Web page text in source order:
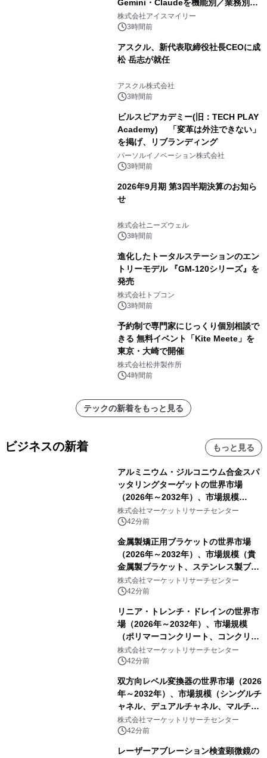
Gemini・Claudeを機能別／業務別に
比較―自社に合う生成AIの選び方がわ
かる実践ガイド
株式会社アイスマイリー
3時間前
アスクル、新代表取締役社長CEOに成
松 岳志が就任
アスクル株式会社
3時間前
ビルスピアカデミー(旧：TECH PLAY
Academy) 「変革は外注できない」
を掲げ、リブランディング
パーソルイノベーション株式会社
3時間前
2026年9月期 第3四半期決算のお知ら
せ
株式会社ニーズウェル
3時間前
進化したトータルステーションのエン
トリーモデル 『GM-120シリーズ』を
発売
株式会社トプコン
3時間前
予約制で専門家にじっくり個別相談で
きる 無料イベント「Kite Meete」を
東京・大崎で開催
株式会社松井製作所
4時間前
テックの新着をもっと見る
ビジネスの新着 もっと見る
アルミニウム・ジルコニウム合金スパ
ッタリングターゲットの世界市場
（2026年～2032年）、市場規模
（0.995、0.999、その他）・分析レポ
ートを発表
株式会社マーケットリサーチセンター
42分前
金属製矯正用ブラケットの世界市場
（2026年～2032年）、市場規模（貴
金属製ブラケット、ステンレス製ブラ
ケット、純チタン製ブラケット）・分
析レポートを発表
株式会社マーケットリサーチセンター
42分前
リニア・トレンチ・ドレインの世界市
場（2026年～2032年）、市場規模
（ポリマーコンクリート、コンクリー
ト、プラスチック、金属）・分析レポ
ートを発表
株式会社マーケットリサーチセンター
42分前
双方向レベル変換器の世界市場（2026
年～2032年）、市場規模（シングルチ
ャネル、デュアルチャネル、マルチチ
ャネル）・分析レポートを発表
株式会社マーケットリサーチセンター
42分前
レーザーアブレーション検査顕微鏡の